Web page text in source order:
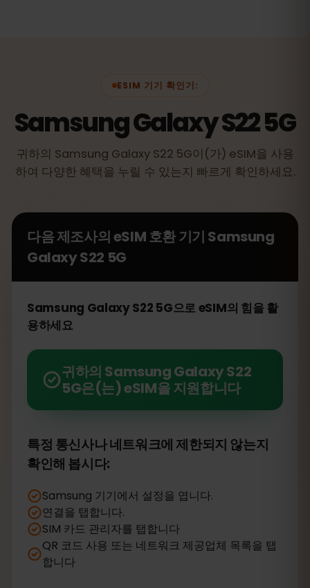
ESIM 기기 확인기:
Samsung Galaxy S22 5G
귀하의 Samsung Galaxy S22 5G이(가) eSIM을 사용
하여 다양한 혜택을 누릴 수 있는지 빠르게 확인하세요.
다음 제조사의 eSIM 호환 기기 Samsung
Galaxy S22 5G
Samsung Galaxy S22 5G으로 eSIM의 힘을 활
용하세요
귀하의 Samsung Galaxy S22
5G은(는) eSIM을 지원합니다
특정 통신사나 네트워크에 제한되지 않는지
확인해 봅시다:
Samsung 기기에서 설정을 엽니다.
연결을 탭합니다.
SIM 카드 관리자를 탭합니다
QR 코드 사용 또는 네트워크 제공업체 목록을 탭
합니다